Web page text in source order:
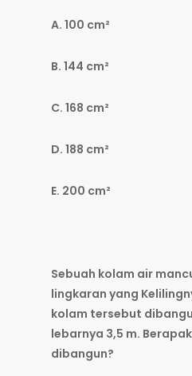
A. 100 cm²
B. 144 cm²
C. 168 cm²
D. 188 cm²
E. 200 cm²
Sebuah kolam air
lingkaran yang
kolam tersebut
lebarnya 3,5 m.
dibangun?